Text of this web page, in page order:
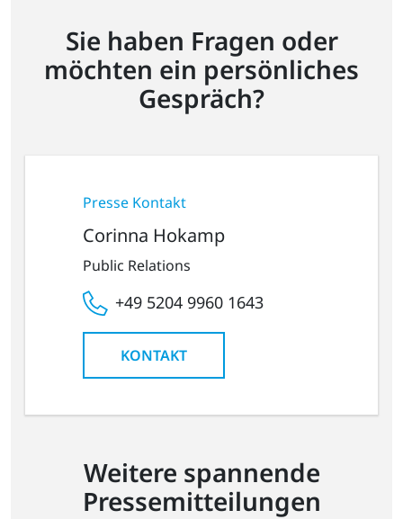
Sie haben Fragen oder
möchten ein persönliches
Gespräch?
Presse Kontakt
Corinna Hokamp
Public Relations
+49 5204 9960 1643
KONTAKT
Weitere spannende
Pressemitteilungen